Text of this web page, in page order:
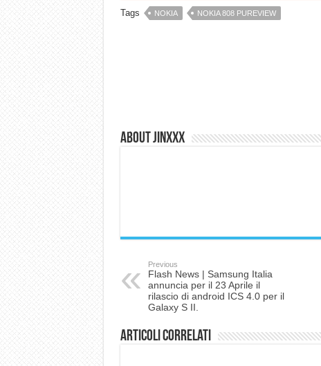
Tags NOKIA NOKIA 808 PUREVIEW
About Jinxxx
Previous
Flash News | Samsung Italia
annuncia per il 23 Aprile il
rilascio di android ICS 4.0 per il
Galaxy S II.
Articoli correlati